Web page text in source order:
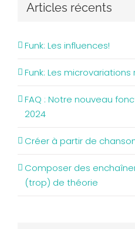
Articles récents
Funk: Les influences!
Funk: Les
FAQ : Notre nouveau
2024
Créer à partir de
Composer des
(trop) de théorie